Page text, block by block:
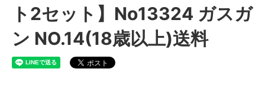
ト2セット】No13324 ガスガ
ン NO.14(18歳以上)送料